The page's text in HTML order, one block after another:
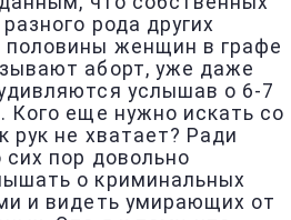
рода других
половины женщин в графе
аборт, уже даже
услышав о 6-7
Кого еще нужно искать со
рук не хватает? Ради
пор довольно
о криминальных
и видеть умирающих от